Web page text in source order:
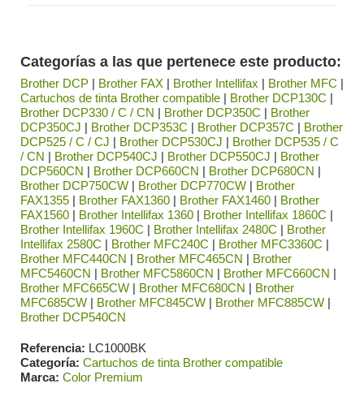
Categorías a las que pertenece este producto:
Brother DCP | Brother FAX | Brother Intellifax | Brother MFC |
Cartuchos de tinta Brother compatible | Brother DCP130C |
Brother DCP330 / C / CN | Brother DCP350C | Brother
DCP350CJ | Brother DCP353C | Brother DCP357C | Brother
DCP525 / C / CJ | Brother DCP530CJ | Brother DCP535 / C
/ CN | Brother DCP540CJ | Brother DCP550CJ | Brother
DCP560CN | Brother DCP660CN | Brother DCP680CN |
Brother DCP750CW | Brother DCP770CW | Brother
FAX1355 | Brother FAX1360 | Brother FAX1460 | Brother
FAX1560 | Brother Intellifax 1360 | Brother Intellifax 1860C |
Brother Intellifax 1960C | Brother Intellifax 2480C | Brother
Intellifax 2580C | Brother MFC240C | Brother MFC3360C |
Brother MFC440CN | Brother MFC465CN | Brother
MFC5460CN | Brother MFC5860CN | Brother MFC660CN |
Brother MFC665CW | Brother MFC680CN | Brother
MFC685CW | Brother MFC845CW | Brother MFC885CW |
Brother DCP540CN
Referencia LC1000BK
Categoría Cartuchos de tinta Brother compatible
Marca Color Premium